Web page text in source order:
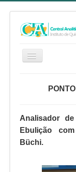
RELATÓRIO
REGIMENTO
Analisador
Ebulição
Büchi.